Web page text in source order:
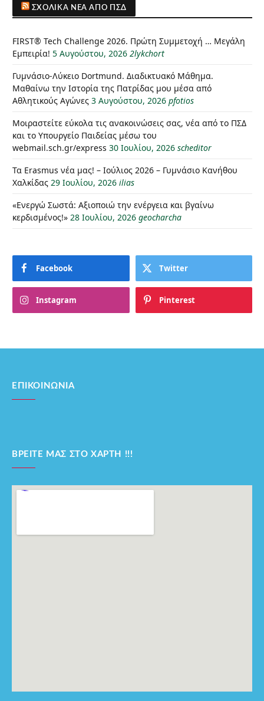
ΣΧΟΛΙΚΆ ΝΈΑ ΑΠΌ ΠΣΔ
FIRST® Tech Challenge 2026. Πρώτη Συμμετοχή … Μεγάλη
Εμπειρία! 5 Αυγούστου, 2026 2lykchort
Γυμνάσιο-Λύκειο Dortmund. Διαδικτυακό Μάθημα.
Μαθαίνω την Ιστορία της Πατρίδας μου μέσα από
Αθλητικούς Αγώνες 3 Αυγούστου, 2026 pfotios
Μοιραστείτε εύκολα τις ανακοινώσεις σας, νέα από το ΠΣΔ
και το Υπουργείο Παιδείας μέσω του
webmail.sch.gr/express 30 Ιουλίου, 2026 scheditor
Τα Erasmus νέα μας! – Ιούλιος 2026 – Γυμνάσιο Κανήθου
Χαλκίδας 29 Ιουλίου, 2026 ilias
«Ενεργώ Σωστά: Αξιοποιώ την ενέργεια και βγαίνω
κερδισμένος!» 28 Ιουλίου, 2026 geocharcha
Facebook Twitter
Instagram Pinterest
ΕΠΙΚΟΙΝΩΝΊΑ
ΒΡΕΊΤΕ ΜΑΣ ΣΤΟ ΧΆΡΤΗ !!!